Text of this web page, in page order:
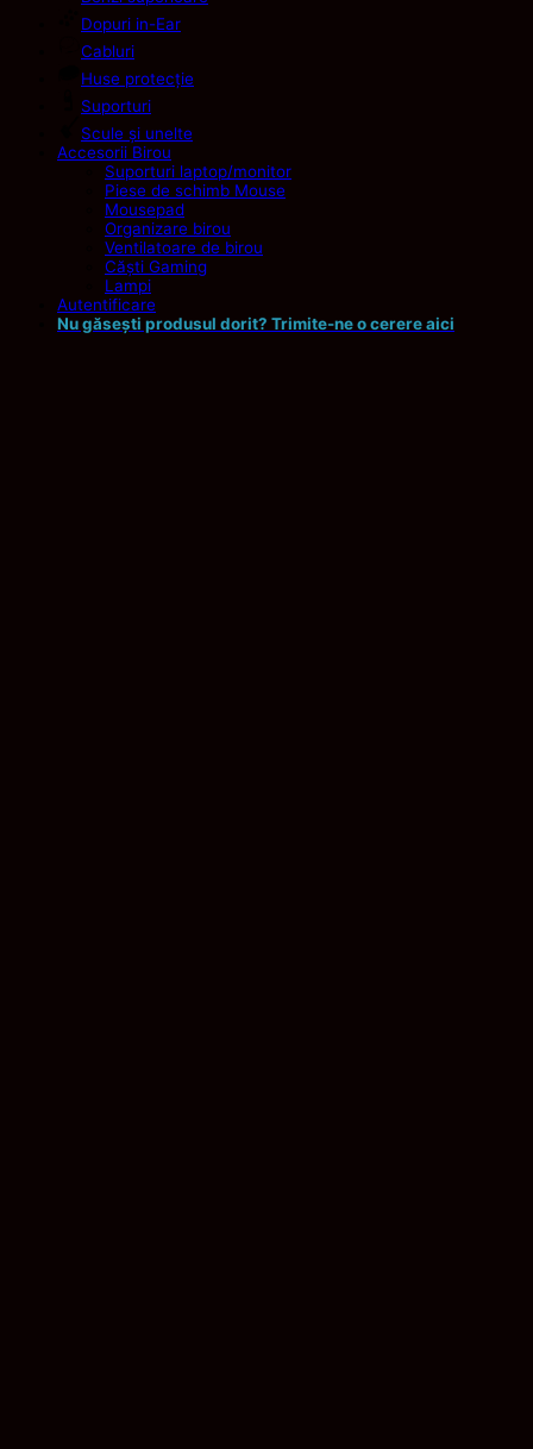
Dopuri in-Ear
Cabluri
Huse protecție
Suporturi
Scule și unelte
Accesorii Birou
Suporturi laptop/monitor
Piese de schimb Mouse
Mousepad
Organizare birou
Ventilatoare de birou
Căști Gaming
Lampi
Autentificare
Nu găsești produsul dorit? Trimite-ne o cerere aici